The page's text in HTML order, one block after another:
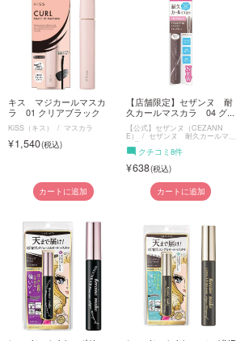
キス マジカールマスカ
ラ 01 クリアブラック
KiSS（キス） マスカラ
1,540
カートに追加
【店舗限定】セザンヌ 耐
久カールマスカラ 04 グ...
【公式】セザンヌ（CEZANN
E） セザンヌ 耐久カールマス
カラ
クチコミ8件
638
カートに追加